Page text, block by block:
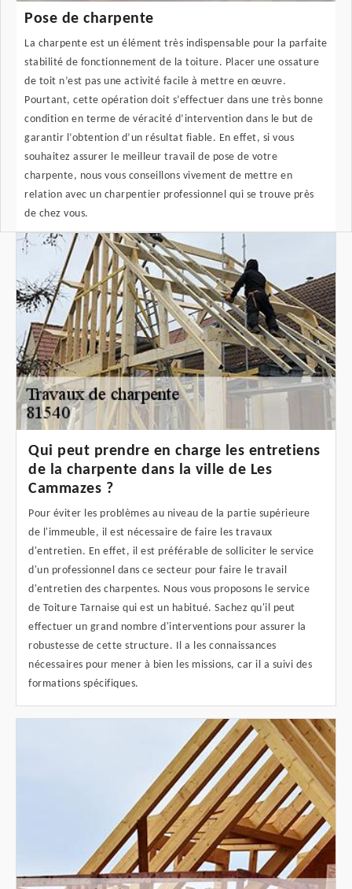
Pose de charpente
La charpente est un élément très indispensable pour la parfaite
stabilité de fonctionnement de la toiture. Placer une ossature
de toit n’est pas une activité facile à mettre en œuvre.
Pourtant, cette opération doit s’effectuer dans une très bonne
condition en terme de véracité d’intervention dans le but de
garantir l’obtention d’un résultat fiable. En effet, si vous
souhaitez assurer le meilleur travail de pose de votre
charpente, nous vous conseillons vivement de mettre en
relation avec un charpentier professionnel qui se trouve près
de chez vous.
Qui peut prendre en charge les entretiens
de la charpente dans la ville de Les
Cammazes ?
Pour éviter les problèmes au niveau de la partie supérieure
de l'immeuble, il est nécessaire de faire les travaux
d'entretien. En effet, il est préférable de solliciter le service
d'un professionnel dans ce secteur pour faire le travail
d'entretien des charpentes. Nous vous proposons le service
de Toiture Tarnaise qui est un habitué. Sachez qu'il peut
effectuer un grand nombre d'interventions pour assurer la
robustesse de cette structure. Il a les connaissances
nécessaires pour mener à bien les missions, car il a suivi des
formations spécifiques.